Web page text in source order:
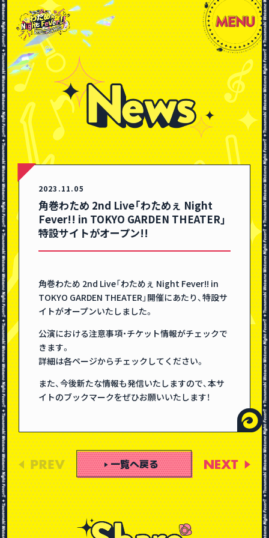
2023.11.05
角巻わため 2nd Live「わためぇ Night
Fever!! in TOKYO GARDEN THEATER」
特設サイトがオープン!!
角巻わため 2nd Live「わためぇ Night Fever!! in
TOKYO GARDEN THEATER」開催にあたり、特設サ
イトがオープンいたしました。
公演における注意事項・チケット情報がチェックで
きます。
詳細は各ページからチェックしてください。
また、今後新たな情報も発信いたしますので、本サ
イトのブックマークをぜひお願いいたします！
一覧へ戻る